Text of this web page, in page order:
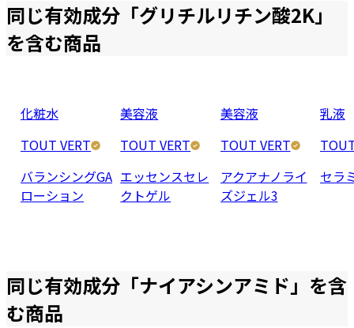
同じ有効成分「グリチルリチン酸2K」
を含む商品
化粧水
TOUT VERT
バランシングGA
ローション
美容液
TOUT VERT
エッセンスセレ
クトゲル
美容液
TOUT VERT
アクアナノライ
ズジェル3
乳液
セラ
同じ有効成分「ナイアシンアミド」を含
む商品